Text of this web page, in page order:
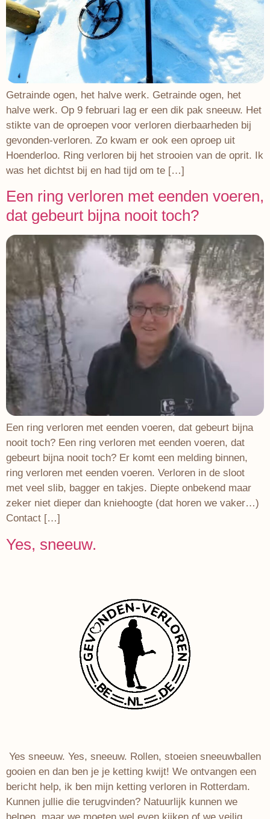
Getrainde ogen, het halve werk. Getrainde ogen, het
halve werk. Op 9 februari lag er een dik pak sneeuw. Het
stikte van de oproepen voor verloren dierbaarheden bij
gevonden-verloren. Zo kwam er ook een oproep uit
Hoenderloo. Ring verloren bij het strooien van de oprit. Ik
was het dichtst bij en had tijd om te […]
Een ring verloren met eenden voeren,
dat gebeurt bijna nooit toch?
Een ring verloren met eenden voeren, dat gebeurt bijna
nooit toch? Een ring verloren met eenden voeren, dat
gebeurt bijna nooit toch? Er komt een melding binnen,
ring verloren met eenden voeren. Verloren in de sloot
met veel slib, bagger en takjes. Diepte onbekend maar
zeker niet dieper dan kniehoogte (dat horen we vaker…)
Contact […]
Yes, sneeuw.
Yes sneeuw. Yes, sneeuw. Rollen, stoeien sneeuwballen
gooien en dan ben je je ketting kwijt! We ontvangen een
bericht help, ik ben mijn ketting verloren in Rotterdam.
Kunnen jullie die terugvinden? Natuurlijk kunnen we